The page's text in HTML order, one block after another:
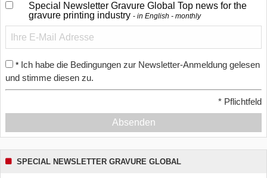
Special Newsletter Gravure Global Top news for the
gravure printing industry
in English - monthly
* Ich habe die Bedingungen zur Newsletter-Anmeldung gelesen
und stimme diesen zu.
* Pflichtfeld
Absenden
SPECIAL NEWSLETTER GRAVURE GLOBAL